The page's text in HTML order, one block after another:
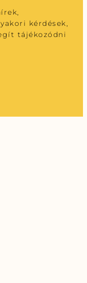
kérdések,
tájékozódni